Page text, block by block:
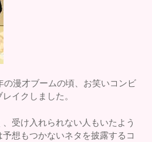
の漫才ブームの頃、お笑いコンビ
イクしました。
受け入れられない人もいたよう
想もつかないネタを披露するコ